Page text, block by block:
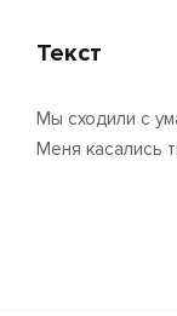
Текст
Мы сходили с
Меня касались